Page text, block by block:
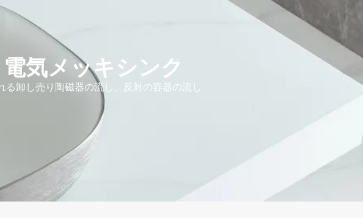
電気メッキシンク
卸し売り陶磁器の流し、反対の容器の流し